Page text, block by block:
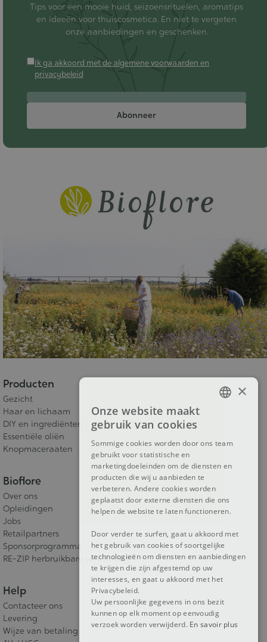
Producten
Gezicht
Haar en lichaam
DIY en ingrediënten
Essentiële oliën
Knopmaceraaten
Bioflore
Over ons
Opleidingen
Jobs
Retailpartners
Sponsorprogramma
RE-ZIP herbruikbare verpakking
Help
Contacteer ons
Levering
Wijze van betaling
Tips voor een mooie huid, seizoensrituelen, aromatips
en ideeën voor thuiscosmetica. En niet te vergeten
onze aanbiedingen en geschenken.
Ik ga akkoord met de algemene voorwaarden en
privacybeleid
Abonneer
×
Onze website maakt
gebruik van cookies
Sommige cookies worden door ons team
gebruikt voor statistische en
marketingdoeleinden om de diensten en
producten die wij u aanbieden te
verbeteren. Andere cookies worden
geplaatst door externe diensten die ons
helpen de website te laten functioneren.
Door verder te surfen, gaat u akkoord met
het gebruik van cookies of soortgelijke
technologieën om diensten en aanbiedingen
te krijgen die zijn afgestemd op uw
interesses, en gaat u akkoord met het
Privacybeleid.
Uw persoonlijke gegevens in ons bezit
kunnen op elk moment op eenvoudig
verzoek worden verwijderd. En savoir plus